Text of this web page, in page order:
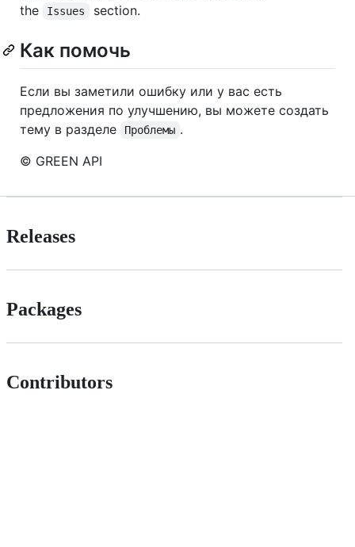
the
Issues section.
Как помочь
Если вы заметили ошибку или у вас есть
предложения по улучшению, вы можете создать
тему в разделе
Проблемы .
© GREEN API
Releases
Packages
Contributors